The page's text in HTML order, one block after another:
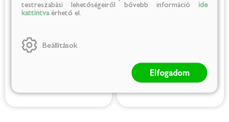
Dr. M Prémium Liposzómás C-
vitamin kapszula 60x
(12 Ft/db)
testreszabási lehetőségeiről bővebb információ ide
kattintvaérhető el.
Beállítások
Elfogadom